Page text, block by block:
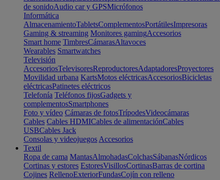
de sonidoAudio car y GPSMicrófonos
Informática
AlmacenamientoTabletsComplementosPortátilesImpresoras
Gaming & streaming Monitores gamingAccesorios
Smart home TimbresCámarasAltavoces
Wearables Smartwatches
Televisión
AccesoriosTelevisoresReproductoresAdaptadoresProyectores
Movilidad urbana KartsMotos eléctricasAccesoriosBicicletas
eléctricasPatinetes eléctricos
Telefonía Teléfonos fijosGadgets y
complementosSmartphones
Foto y vídeo Cámaras de fotosTrípodesVideocámaras
Cables Cables HDMICables de alimentaciónCables
USBCables Jack
Consolas y videojuegos Accesorios
Textil
Ropa de cama MantasAlmohadasColchasSábanasNórdicos
Cortinas y estores EstoresVisillosCortinasBarras de cortina
Cojines RellenoExteriorFundasCojín con relleno